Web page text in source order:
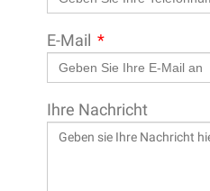
E-Mail
Ihre Nachricht